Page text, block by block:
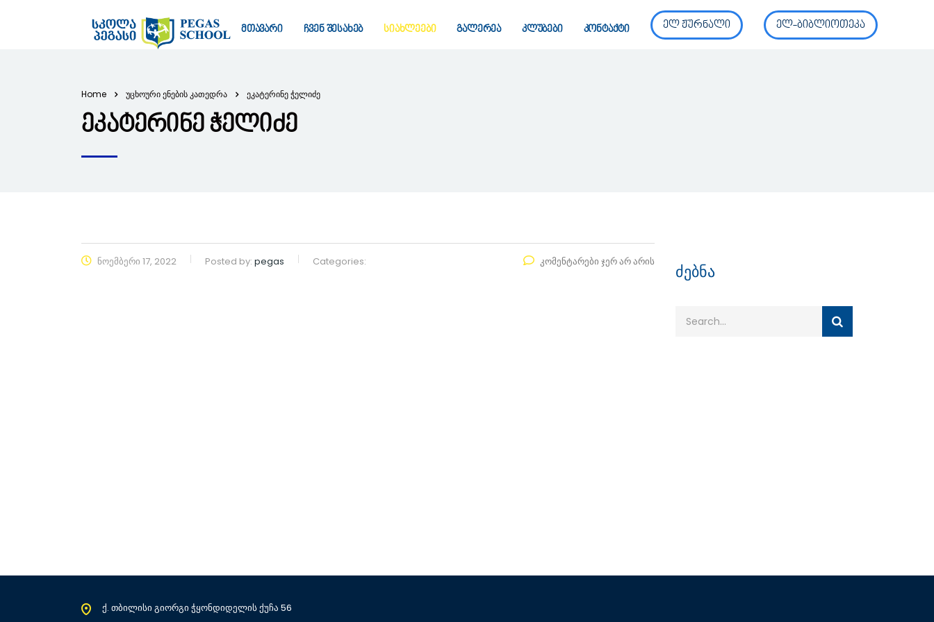
მთავარი ჩვენ შესახებ სიახლეები გალერეა კლუბები კონტაქტი ელ ჟურნალი ელ-ბიბლიოთეკა
Home უცხოური ენების კათედრა ეკატერინე ჭელიძე
ეკატერინე ჭელიძე
ნოემბერი 17, 2022 Posted by: pegas Categories: კომენტარები ჯერ არ არის ძებნა
ქ. თბილისი გიორგი ჭყონდიდელის ქუჩა 56